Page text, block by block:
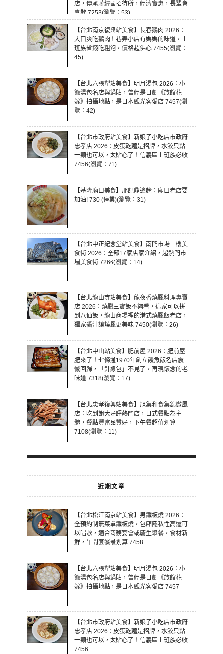
店，傳承蔣經國招待所，經濟實惠，長輩會
喜歡 7253(瀏覽：53)
【台北南京復興站美食】長春鵝肉 2026：
大口爽吃鵝肉！巷弄小店有媽媽的味道，上
班族省錢吃粗飽，價格超佛心 7455(瀏覽：
45)
【台北六張犁站美食】明月湯包 2026：小
籠湯包名店與鍋貼，曾經是日劇《旅館花
嫁》拍攝地點，是日本觀光客愛店 7457(瀏
覽：42)
【台北市政府站美食】新娘子小吃店市政府
忠孝店 2026：皮蛋乾麵是招牌，水餃只點
一顆也可以，太貼心了！信義區上班族必收
7456(瀏覽：71)
【基隆廟口美食】邢記鼎邊趖：廟口老店要
加油! 730 (停業)(瀏覽：31)
【台北中正紀念堂站美食】南門市場二樓美
食街 2026：全部17家店家介紹，超熱門市
場美食街 7266(瀏覽：14)
【台北龍山寺站美食】龍夜香燒臘料理專賣
店 2026：燒臘三寶飯不夠看，這家可以拼
到八仙飯，龍山商場裡的港式燒臘飯老店，
獨家醬汁讓燒臘更美味 7450(瀏覽：26)
【台北中山站美食】肥前屋 2026：肥前屋
肥來了！七條通1970年創立饅魚飯名店震
憾回歸，「針線包」不見了，再現懷念的老
味道 7318(瀏覽：17)
【台北忠孝復興站美食】旭集和食集錦微風
店：吃到飽大好評熱門店，日式餐點為主
體，餐點豐富品質好，下午餐超值划算
7108(瀏覽：11)
近期文章
【台北松江南京站美食】男鐵板燒 2026：
全預約制無菜單鐵板燒，包廂隱私性高還可
以唱歌，適合商務宴會或慶生聚餐，食材新
鮮，午間套餐最划算 7458
【台北六張犁站美食】明月湯包 2026：小
籠湯包名店與鍋貼，曾經是日劇《旅館花
嫁》拍攝地點，是日本觀光客愛店 7457
【台北市政府站美食】新娘子小吃店市政府
忠孝店 2026：皮蛋乾麵是招牌，水餃只點
一顆也可以，太貼心了！信義區上班族必收
7456